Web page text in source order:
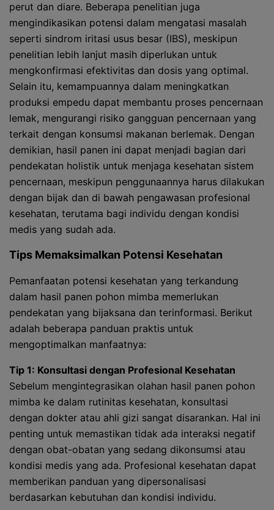
perut dan diare. Beberapa penelitian juga
mengindikasikan potensi dalam mengatasi masalah
seperti sindrom iritasi usus besar (IBS), meskipun
penelitian lebih lanjut masih diperlukan untuk
mengkonfirmasi efektivitas dan dosis yang optimal.
Selain itu, kemampuannya dalam meningkatkan
produksi empedu dapat membantu proses pencernaan
lemak, mengurangi risiko gangguan pencernaan yang
terkait dengan konsumsi makanan berlemak. Dengan
demikian, hasil panen ini dapat menjadi bagian dari
pendekatan holistik untuk menjaga kesehatan sistem
pencernaan, meskipun penggunaannya harus dilakukan
dengan bijak dan di bawah pengawasan profesional
kesehatan, terutama bagi individu dengan kondisi
medis yang sudah ada.
Tips Memaksimalkan Potensi Kesehatan
Pemanfaatan potensi kesehatan yang terkandung
dalam hasil panen pohon mimba memerlukan
pendekatan yang bijaksana dan terinformasi. Berikut
adalah beberapa panduan praktis untuk
mengoptimalkan manfaatnya:
Tip 1: Konsultasi dengan Profesional Kesehatan
Sebelum mengintegrasikan olahan hasil panen pohon
mimba ke dalam rutinitas kesehatan, konsultasi
dengan dokter atau ahli gizi sangat disarankan. Hal ini
penting untuk memastikan tidak ada interaksi negatif
dengan obat-obatan yang sedang dikonsumsi atau
kondisi medis yang ada. Profesional kesehatan dapat
memberikan panduan yang dipersonalisasi
berdasarkan kebutuhan dan kondisi individu.